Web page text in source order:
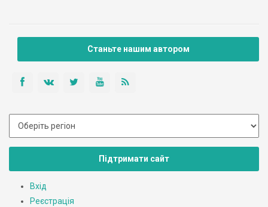
Станьте нашим автором
Підтримати сайт
Вхід
Реєстрація